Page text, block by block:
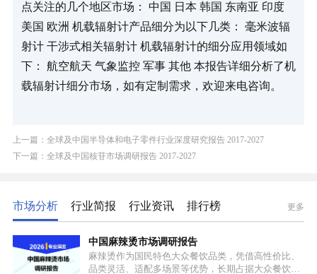
点关注的几个地区市场： 中国 日本 韩国 东南亚 印度
美国 欧洲 机载辐射计产品细分为以下几类： 毫米波辐
射计 干涉式相关辐射计 机载辐射计的细分应用领域如
下： 航空航天 气象监控 军事 其他 本报告详细分析了机
载辐射计细分市场，如有定制需求，欢迎来电咨询。
上一篇：全球及中国半导体和电子零件行业深度研究报告 2017-2027
下一篇：全球及中国核苷市场调研报告 2017-2027
市场分析 行业简报 行业资讯 排行榜 更多
中国麻辣烫市场调研报告
麻辣烫作为国民特色大众餐饮品类，凭借高性价比、
品类灵活、适配多场景等优势，长期占据大众餐饮重